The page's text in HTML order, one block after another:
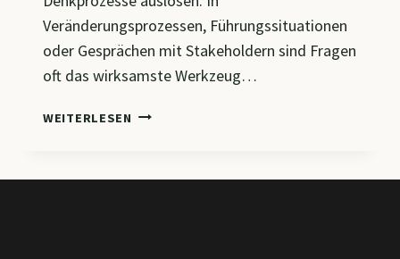
Veränderungsprozessen, Führungssituationen
oder Gesprächen mit Stakeholdern sind Fragen
oft das wirksamste Werkzeug…
WEITERLESEN WER